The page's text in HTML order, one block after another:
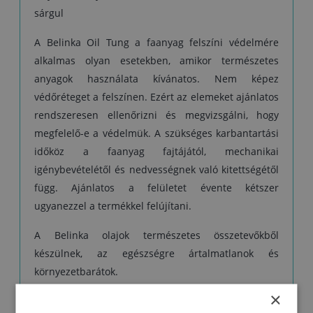
Tárolás: eredeti, lezárt csomagolásban, 5 °C és 30 °C közötti
Kiszerelés: 0,5 l
sárgul
A Belinka Oil Tung a faanyag felszíni védelmére
alkalmas olyan esetekben, amikor természetes
anyagok használata kívánatos. Nem képez
védőréteget a felszínen. Ezért az elemeket ajánlatos
rendszeresen ellenőrizni és megvizsgálni, hogy
megfelelő-e a védelmük. A szükséges karbantartási
időköz a faanyag fajtájától, mechanikai
igénybevételétől és nedvességnek való kitettségétől
függ. Ajánlatos a felületet évente kétszer
ugyanezzel a termékkel felújítani.
A Belinka olajok természetes összetevőkből
készülnek, az egészségre ártalmatlanok és
környezetbarátok.
Az olajjal átitatott rongyokat
×